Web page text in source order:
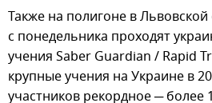
Также на полигоне в Львовской
с понедельника проходят
учения Saber Guardian / Rapid
крупные учения на Украине в
участников рекордное ─ более